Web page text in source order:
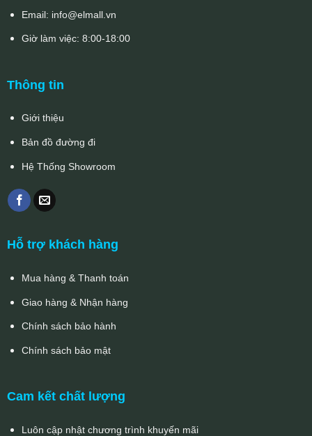
Email: info@elmall.vn
Giờ làm việc: 8:00-18:00
Thông tin
Giới thiệu
Bản đồ đường đi
Hệ Thống Showroom
Hỗ trợ khách hàng
Mua hàng & Thanh toán
Giao hàng & Nhận hàng
Chính sách bảo hành
Chính sách bảo mật
Cam kết chất lượng
Luôn cập nhật chương trình khuyến mãi